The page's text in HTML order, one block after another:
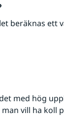
beräknas ett
med hög
vill ha koll